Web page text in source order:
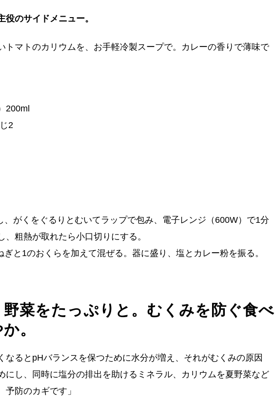
のサイドメニュー。
トマトのカリウムを、お手軽冷製スープで。カレーの香りで薄味で
200ml
2
、がくをぐるりとむいてラップで包み、電子レンジ（600W）で1分
、粗熱が取れたら小口切りにする。
ぎと1のおくらを加えて混ぜる。器に盛り、塩とカレー粉を振る。
菜をたっぷりと。むくみを防ぐ食べ
。
なるとpHバランスを保つために水分が増え、それがむくみの原因
にし、同時に塩分の排出を助けるミネラル、カリウムを夏野菜など
予防のカギです」